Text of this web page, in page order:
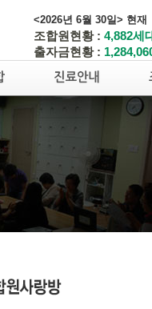
<2026년 6월 30일> 현재
조합원현황 : 4,882세
출자금현황 :